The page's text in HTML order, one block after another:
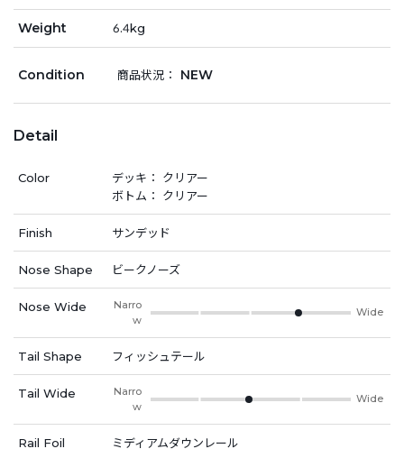
Weight 6.4kg
Condition 商品状況： NEW
Detail
Color
デッキ： クリアー
ボトム： クリアー
Finish サンデッド
Nose Shape ビークノーズ
Nose Wide
Narro
w
Wide
Tail Shape フィッシュテール
Tail Wide
Narro
w
Wide
Rail Foil ミディアムダウンレール